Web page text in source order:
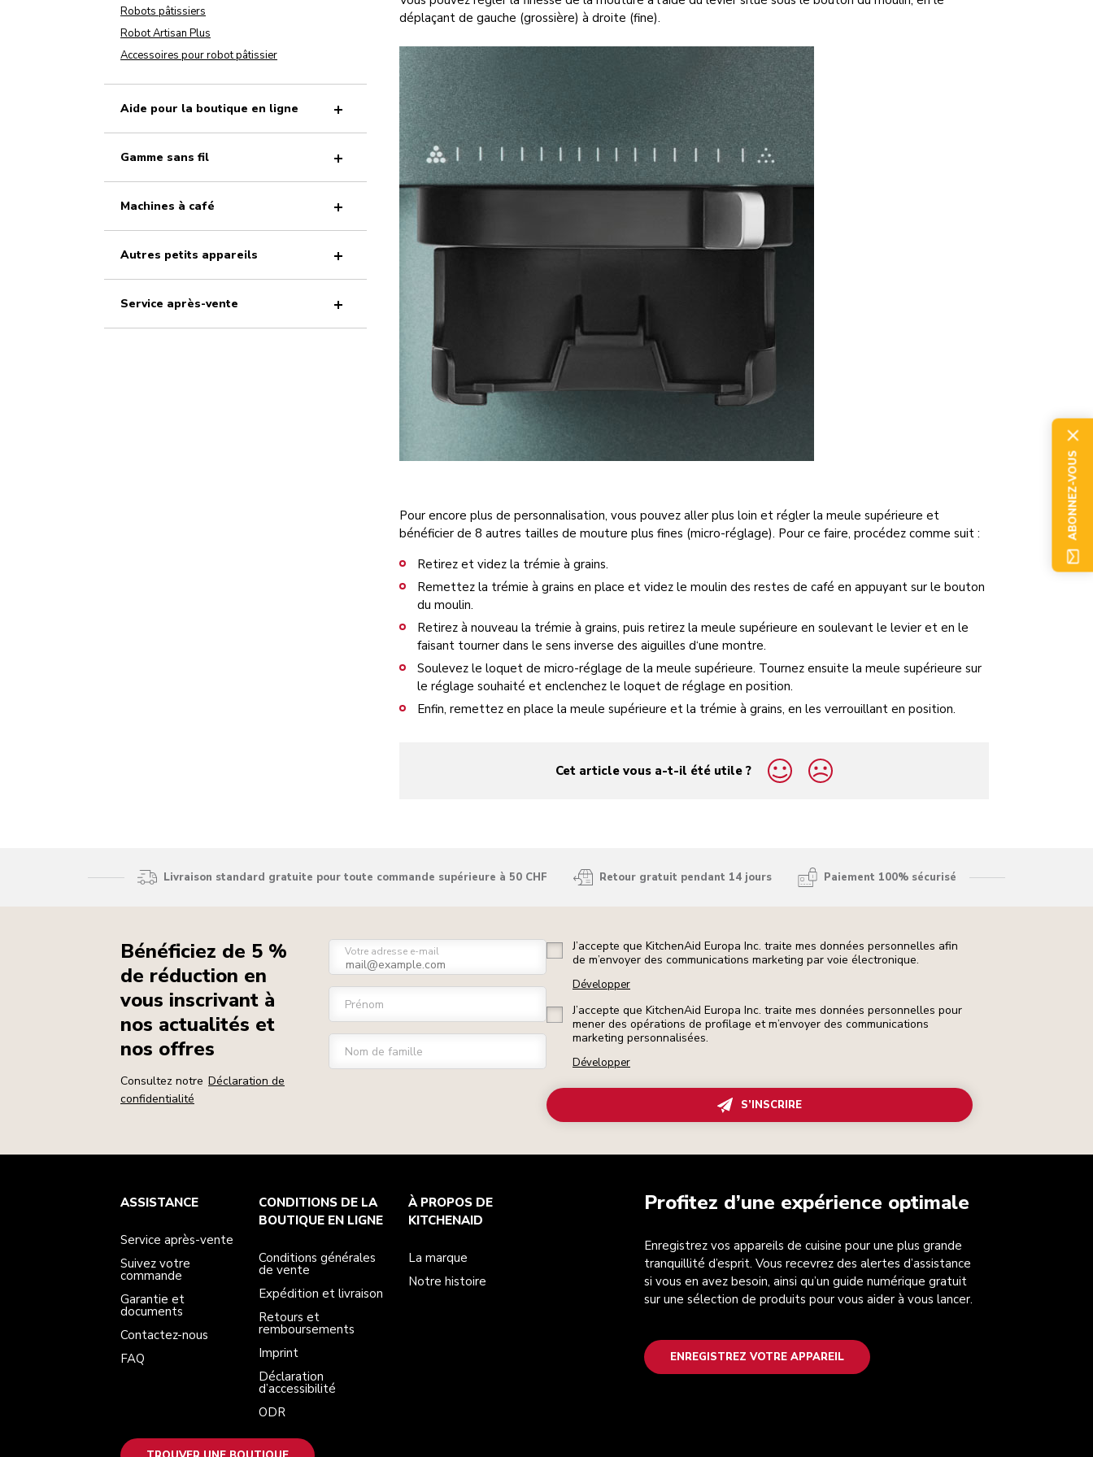
déplaçant de gauche (grossière) à droite (fine).
Pour encore plus de personnalisation, vous pouvez aller plus loin et régler la meule supérieure et
bénéficier de 8 autres tailles de mouture plus fines (micro-réglage). Pour ce faire, procédez comme suit :
Retirez et videz la trémie à grains.
Remettez la trémie à grains en place et videz le moulin des restes de café en appuyant sur le bouton
du moulin.
Retirez à nouveau la trémie à grains, puis retirez la meule supérieure en soulevant le levier et en le
faisant tourner dans le sens inverse des aiguilles d‘une montre.
Soulevez le loquet de micro-réglage de la meule supérieure. Tournez ensuite la meule supérieure sur
le réglage souhaité et enclenchez le loquet de réglage en position.
Enfin, remettez en place la meule supérieure et la trémie à grains, en les verrouillant en position.
Cet article vous a-t-il été utile ?
yes
no
Robots pâtissiers
Robot Artisan Plus
Accessoires pour robot pâtissier
Aide pour la boutique en ligne
Gamme sans fil
Machines à café
Autres petits appareils
Service après-vente
Livraison standard gratuite pour toute commande supérieure à 50 CHF Retour gratuit pendant 14 jours Paiement 100% sécurisé
Bénéficiez de 5 %
de réduction en
vous inscrivant à
nos actualités et
nos offres
Consultez notre Déclaration de
confidentialité
Votre adresse e-mail
Prénom
Nom de famille
J’accepte que KitchenAid Europa Inc. traite mes données personnelles afin
de m’envoyer des communications marketing par voie électronique.
Développer
J’accepte que KitchenAid Europa Inc. traite mes données personnelles pour
mener des opérations de profilage et m’envoyer des communications
marketing personnalisées.
Développer
S’INSCRIRE
Profitez d’une expérience optimale
Enregistrez vos appareils de cuisine pour une plus grande
tranquillité d’esprit. Vous recevrez des alertes d’assistance
si vous en avez besoin, ainsi qu’un guide numérique gratuit
sur une sélection de produits pour vous aider à vous lancer.
ENREGISTREZ VOTRE APPAREIL
Service après-vente
Suivez votre commande
FAQ
Conditions générales de vente
Expédition et livraison
Déclaration d’accessibilité
La marque
Notre histoire
Trouver une boutique
ASSISTANCE
Service après-vente
Suivez votre
commande
Garantie et
documents
Contactez-nous
FAQ
CONDITIONS DE LA
BOUTIQUE EN LIGNE
Conditions générales
de vente
Expédition et livraison
Retours et
remboursements
Imprint
Déclaration
d’accessibilité
ODR
À PROPOS DE
KITCHENAID
La marque
Notre histoire
ABONNEZ-VOUS